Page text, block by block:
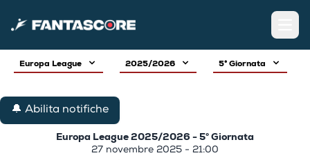
Europa League 2025/2026 5° Giornata
🔔 Abilita notifiche
Europa League 2025/2026 - 5° Giornata
27 novembre 2025 - 21:00